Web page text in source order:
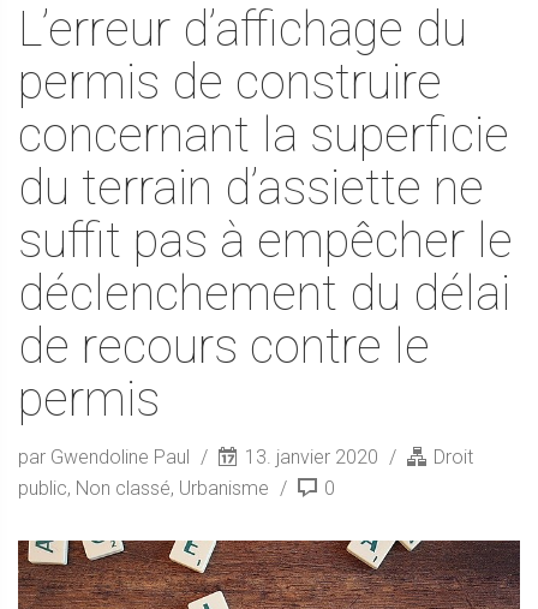
L’erreur d’affichage du
permis de construire
concernant la superficie
du terrain d’assiette ne
suffit pas à empêcher le
déclenchement du délai
de recours contre le
permis
par Gwendoline Paul 13. janvier 2020
Droit
public, Non classé, Urbanisme 0